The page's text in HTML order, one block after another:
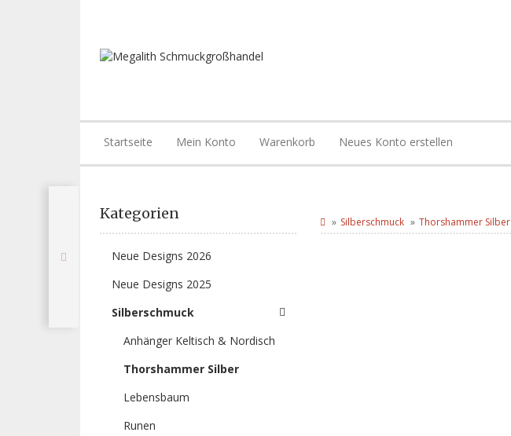
Startseite Mein Konto Warenkorb Neues Konto erstellen
Silberschmuck Thorshammer Silber
Kategorien
Neue Designs 2026
Neue Designs 2025
Silberschmuck
Anhänger Keltisch & Nordisch
Thorshammer Silber
Lebensbaum
Runen